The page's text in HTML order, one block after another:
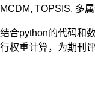
MCDM, TOPSIS, 多
结合python的代码和
行权重计算，为期刊